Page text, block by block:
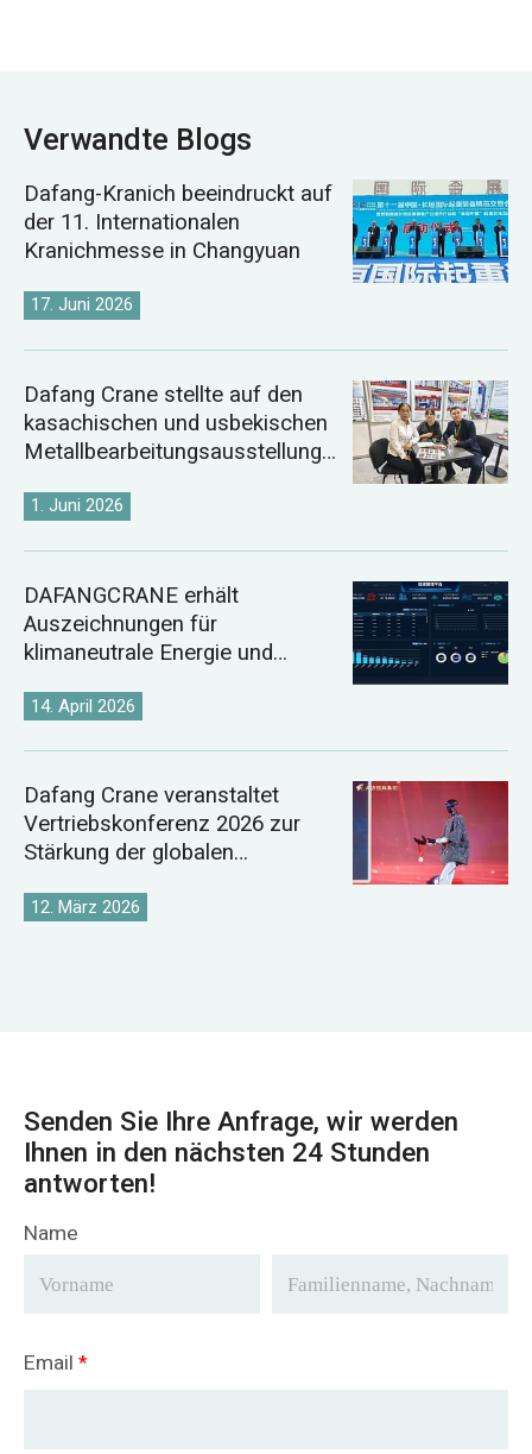
Verwandte Blogs
Dafang-Kranich beeindruckt auf
der 11. Internationalen
Kranichmesse in Changyuan
17. Juni 2026
Dafang Crane stellte auf den
kasachischen und usbekischen
Metallbearbeitungsausstellunge
1. Juni 2026
DAFANGCRANE erhält
Auszeichnungen für
klimaneutrale Energie und
14. April 2026
Dafang Crane veranstaltet
Vertriebskonferenz 2026 zur
Stärkung der globalen
12. März 2026
Senden Sie Ihre Anfrage, wir werden
Ihnen in den nächsten 24 Stunden
antworten!
Name
Email *